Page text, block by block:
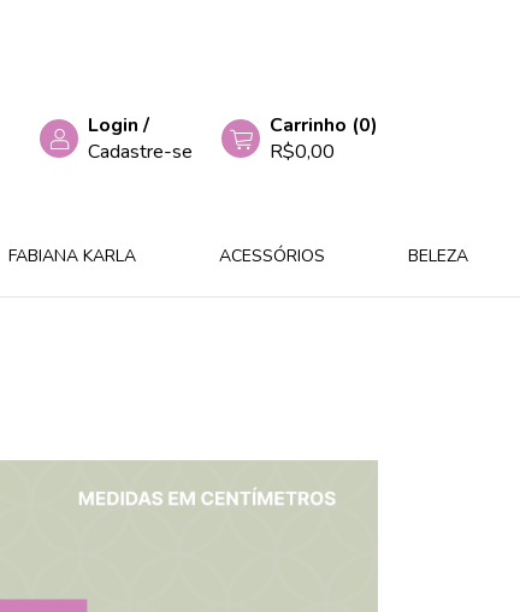
Login /
Cadastre-se
Carrinho (0)
R$0,00
FABIANA KARLA ACESSÓRIOS BELEZA